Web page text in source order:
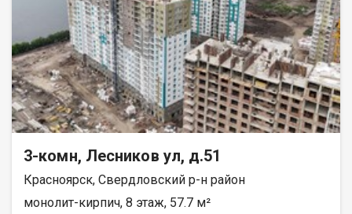
3-комн, Лесников ул, д.51
Красноярск, Свердловский р-н район
монолит-кирпич, 8 этаж, 57.7 м²